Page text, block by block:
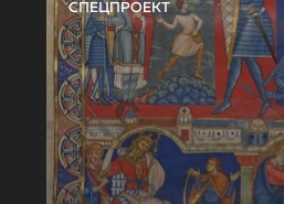
СПЕЦПРОЕКТ